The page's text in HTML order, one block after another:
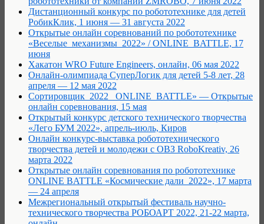
Дистанционный конкурс по робототехнике для детей
РобикКлик, 1 июня — 31 августа 2022
Открытые онлайн соревнований по робототехнике
«Веселые_механизмы_2022» / ONLINE_BATTLE, 17
июня
Хакатон WRO Future Engineers, онлайн, 06 мая 2022
Онлайн-олимпиада СуперЛогик для детей 5-8 лет, 28
апреля — 12 мая 2022
Сортировщик_2022 _ONLINE_BATTLE» — Открытые
онлайн соревнования, 15 мая
Открытый конкурс детского технического творчества
«Лего БУМ 2022», апрель-июль, Киров
Онлайн конкурс-выставка робототехнического
творчества детей и молодежи с ОВЗ RoboKreativ, 26
марта 2022
Открытые онлайн соревнования по робототехнике
ONLINE BATTLE «Космические дали_2022», 17 марта
— 24 апреля
Межрегиональный открытый фестиваль научно-
технического творчества РОБОАРТ 2022, 21-22 марта,